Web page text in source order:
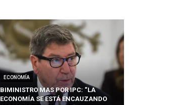
ECONOMÍA
BIMINISTRO MAS POR IPC: “LA
ECONOMÍA SE ESTÁ ENCAUZANDO